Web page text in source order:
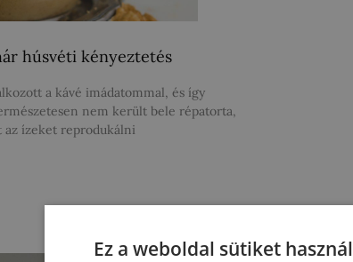
húsvéti kényeztetés
a kávé imádatommal, és így
nem került bele répatorta,
az ízeket reprodukálni
Ez a weboldal sütiket használ